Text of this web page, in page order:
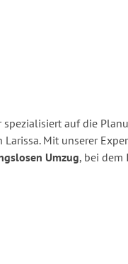
spezialisiert auf die
Mit unserer
Umzug, bei dem